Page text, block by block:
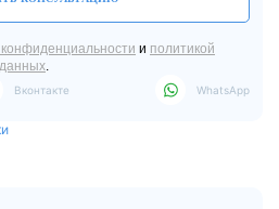
и политикой
.
Вконтакте WhatsApp